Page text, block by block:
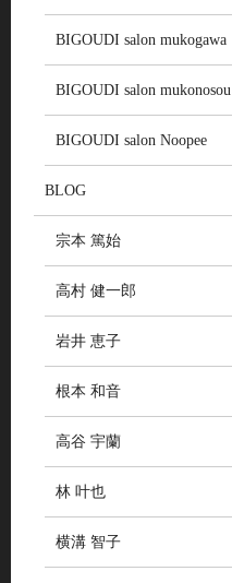
BIGOUDI salon mukogawa
BIGOUDI salon mukonosou
BIGOUDI salon Noopee
BLOG
宗本 篤始
高村 健一郎
岩井 恵子
根本 和音
高谷 宇蘭
林 叶也
横溝 智子